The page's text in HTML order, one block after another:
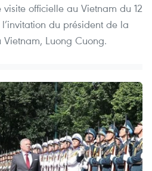
officielle au Vietnam du 12
du président de la
Luong Cuong.